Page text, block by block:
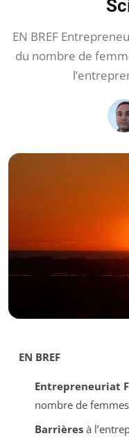
EN BREF
du nombre de
EN BREF
Entrepreneuriat
nombre de
Barrièresà